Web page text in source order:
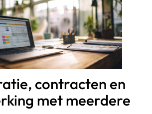
contracten en
met meerdere